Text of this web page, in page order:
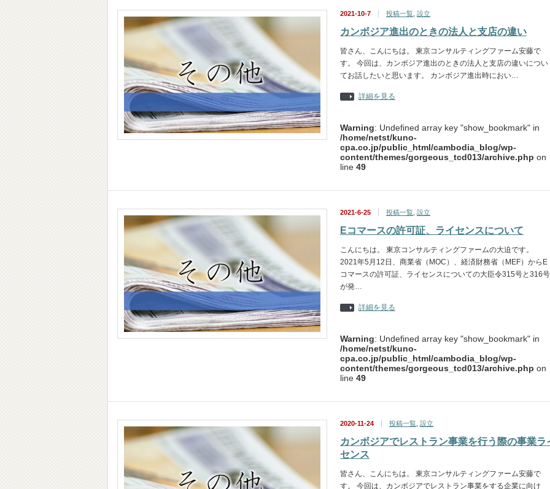
2021-10-7 投稿一覧 設立
カンボジア進出のときの法人と支店の違い
皆さん、こんにちは。 東京コンサルティングファーム安藤で
す。 今回は、カンボジア進出のときの法人と支店の違いについ
てお話したいと思います。 カンボジア進出時におい…
詳細を見る
Warning: Undefined array key "show_bookmark" in
/home/netst/kuno-
cpa.co.jp/public_html/cambodia_blog/wp-
content/themes/gorgeous_tcd013/archive.php on
line 49
2021-6-25 投稿一覧 設立
Eコマースの許可証、ライセンスについて
こんにちは。 東京コンサルティングファームの大迫です。
2021年5月12日、商業省（MOC）、経済財務省（MEF）からE
コマースの許可証、ライセンスについての大臣令315号と316号
が発…
詳細を見る
Warning: Undefined array key "show_bookmark" in
/home/netst/kuno-
cpa.co.jp/public_html/cambodia_blog/wp-
content/themes/gorgeous_tcd013/archive.php on
line 49
2020-11-24 投稿一覧 設立
カンボジアでレストラン事業を行う際の事業ラ
センス
皆さん、こんにちは。 東京コンサルティングファーム安藤で
す。 今回は、カンボジアでレストラン事業をする企業に向け